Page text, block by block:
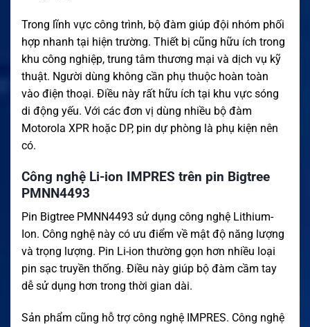
Trong lĩnh vực công trình, bộ đàm giúp đội nhóm phối
hợp nhanh tại hiện trường. Thiết bị cũng hữu ích trong
khu công nghiệp, trung tâm thương mại và dịch vụ kỹ
thuật. Người dùng không cần phụ thuộc hoàn toàn
vào điện thoại. Điều này rất hữu ích tại khu vực sóng
di động yếu. Với các đơn vị dùng nhiều bộ đàm
Motorola XPR hoặc DP, pin dự phòng là phụ kiện nên
có.
Công nghệ Li-ion IMPRES trên pin Bigtree
PMNN4493
Pin Bigtree PMNN4493 sử dụng công nghệ Lithium-
Ion. Công nghệ này có ưu điểm về mật độ năng lượng
và trọng lượng. Pin Li-ion thường gọn hơn nhiều loại
pin sạc truyền thống. Điều này giúp bộ đàm cầm tay
dễ sử dụng hơn trong thời gian dài.
Sản phẩm cũng hỗ trợ công nghệ IMPRES. Công nghệ